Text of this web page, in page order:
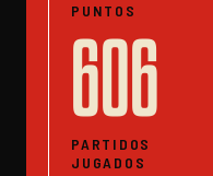
PUNTOS
606
PARTIDOS
JUGADOS